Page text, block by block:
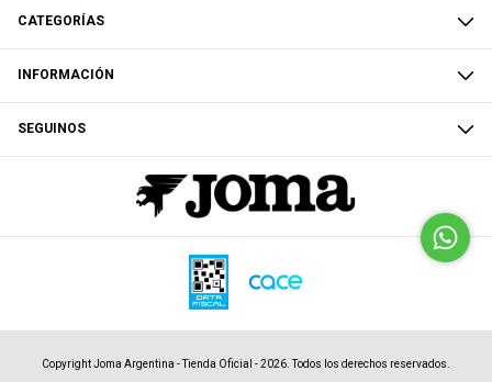
CATEGORÍAS
INFORMACIÓN
SEGUINOS
Copyright Joma Argentina - Tienda Oficial - 2026. Todos los derechos reservados.